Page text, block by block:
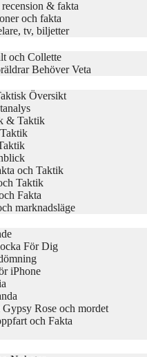
& fakta
och fakta
tv, biljetter
och Collette
Behöver Veta
Översikt
& Taktik
och Taktik
Taktik
Fakta
marknadsläge
För Dig
iPhone
Rose och mordet
och Fakta